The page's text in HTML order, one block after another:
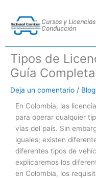
contenido
Cursos y
Conducción
Tipos de
Guía Completa
Deja un comentario / Blog
En Colombia, las
para operar cualquier
vías del país. Sin
iguales; existen
diferentes tipos de
explicaremos los
en Colombia, los